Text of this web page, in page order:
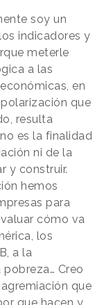
soy un
indicadores y
meterle
a las
en
que
resulta
es la finalidad
ni de la
y construir.
hemos
para
cómo va
los
a la
Creo
que